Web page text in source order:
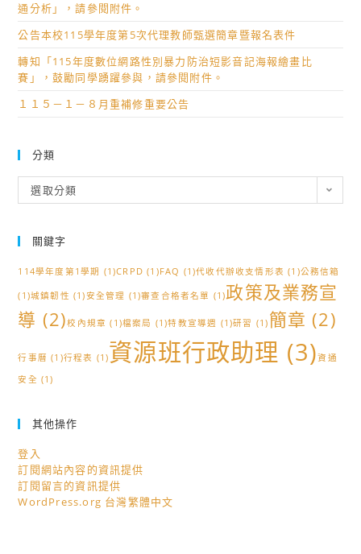
通分析」，請參閱附件。
公告本校115學年度第5次代理教師甄選簡章暨報名表件
轉知「115年度數位網路性別暴力防治短影音記海報繪畫比
賽」，鼓勵同學踴躍參與，請參閱附件。
１１５－１－８月重補修重要公告
分類
類
選取分類
關鍵字
114學年度第1學期 (1)CRPD (1)FAQ (1)代收代辦收支情形表 (1)公務信箱
(1)城鎮韌性 (1)安全管理 (1)審查合格者名單 (1)政策及業務宣
導 (2)校內規章 (1)檔案局 (1)特教宣導週 (1)研習 (1) 簡章 (2)
行事曆 (1)行程表 (1)資源班行政助理 (3)資通
安全 (1)
其他操作
登入
訂閱網站內容的資訊提供
訂閱留言的資訊提供
WordPress.org 台灣繁體中文